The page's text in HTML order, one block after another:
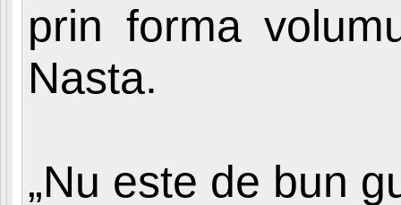
prin forma
Nasta.
„Nu este de bun